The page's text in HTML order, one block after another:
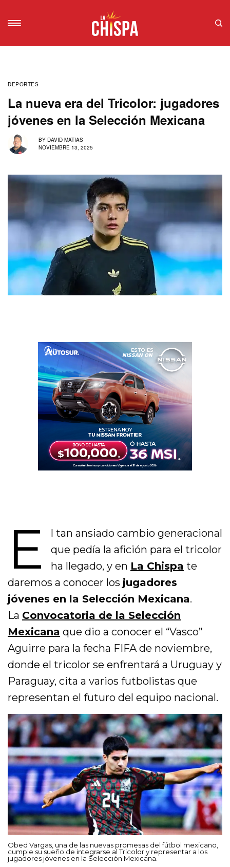
DEPORTES
La nueva era del Tricolor: jugadores
jóvenes en la Selección Mexicana
BY DAVID MATIAS
NOVIEMBRE 13, 2025
E
l tan ansiado cambio generacional
que pedía la afición para el tricolor
ha llegado, y en La Chispa te
daremos a conocer los jugadores
jóvenes en la Selección Mexicana.
La Convocatoria de la Selección
Mexicana que dio a conocer el “Vasco”
Aguirre para la fecha FIFA de noviembre,
donde el tricolor se enfrentará a Uruguay y
Paraguay, cita a varios futbolistas que
representan el futuro del equipo nacional.
Obed Vargas, una de las nuevas promesas del fútbol mexicano,
cumple su sueño de integrarse al Tricolor y representar a los
jugadores jóvenes en la Selección Mexicana.